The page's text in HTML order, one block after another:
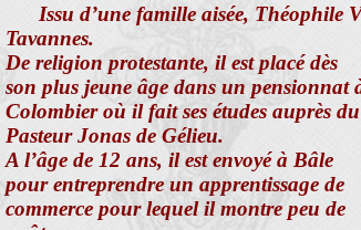
Issu d’une famille aisée, Théophile
Tavannes.
De religion protestante, il est placé dès
son plus jeune âge dans un pensionnat
Colombier où il fait ses études auprès du
Pasteur Jonas de Gélieu.
A l’âge de 12 ans, il est envoyé à Bâle
pour entreprendre un apprentissage de
commerce pour lequel il montre peu de